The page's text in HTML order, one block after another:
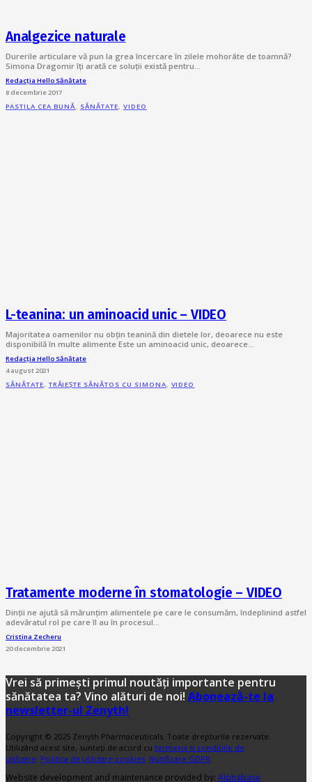
Analgezice naturale
Durerile articulare vă pun la grea încercare în zilele mohorâte de toamnă?
Simona Dragomir îți arată ce soluții există pentru…
Redacția Hello Sănătate
8 decembrie 2017
PASTILA CEA BUNĂ, SĂNĂTATE, VIDEO
L-teanina: un aminoacid unic – VIDEO
Majoritatea oamenilor nu obțin teanină din dietele lor, deoarece nu este
disponibilă în multe alimente Este un aminoacid unic, deoarece…
Redacția Hello Sănătate
4 august 2021
SĂNĂTATE, TRĂIEȘTE SĂNĂTOS CU SIMONA, VIDEO
Tratamente moderne în stomatologie – VIDEO
Dinții ne ajută să mărunțim alimentele pe care le consumăm, îndeplinind astfel
adevăratul rol pe care îl au în procesul…
Cristina Zecheru
20 decembrie 2021
Vrei să primești primul noutăți importante pentru
sănătatea ta? Vino alături de noi! Abonează-te la
newsletter-ul Zenyth!
Copyright © 2025 Zenyth Pharmaceuticals. Toate drepturile rezervate.
Utilizând acest site, sunteți de acord cu termenii și condițiile de
utilizare. Politica de utilizare cookies. Notificare GDPR.
Website development and maintenance provided by: Alphabase